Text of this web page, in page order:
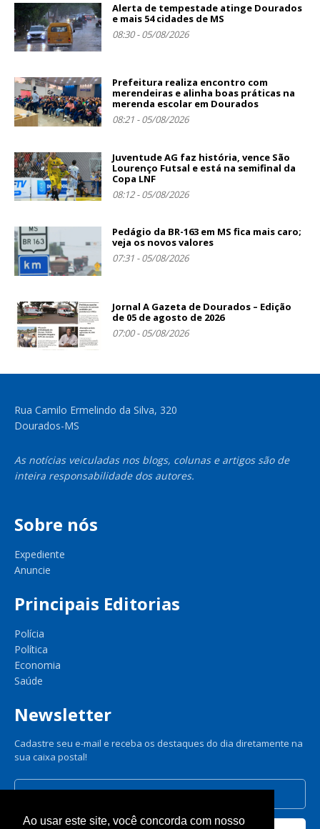
Alerta de tempestade atinge Dourados
e mais 54 cidades de MS
08:30 - 05/08/2026
Prefeitura realiza encontro com
merendeiras e alinha boas práticas na
merenda escolar em Dourados
08:21 - 05/08/2026
Juventude AG faz história, vence São
Lourenço Futsal e está na semifinal da
Copa LNF
08:12 - 05/08/2026
Pedágio da BR-163 em MS fica mais caro;
veja os novos valores
07:31 - 05/08/2026
Jornal A Gazeta de Dourados – Edição
de 05 de agosto de 2026
07:00 - 05/08/2026
Rua Camilo Ermelindo da Silva, 320
Dourados-MS
As notícias veiculadas nos blogs, colunas e artigos são de
inteira responsabilidade dos autores.
Sobre nós
Expediente
Anuncie
Principais Editorias
Polícia
Política
Economia
Saúde
Newsletter
Cadastre seu e-mail e receba os destaques do dia diretamente na
sua caixa postal!
Ao usar este site, você concorda com nosso